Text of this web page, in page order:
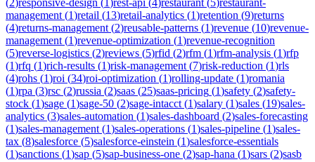
management (1)retail (13)retail-analytics (1)retention (9)returns
(4)returns-management (2)reusable-patterns (1)revenue (10)revenue-
management (1)revenue-optimization (1)revenue-recognition
(5)reverse-logistics (2)reviews (5)rfid (2)rfm (1)rfm-analysis (1)rfp
(1)rfq (1)rich-results (1)risk-management (7)risk-reduction (1)rls
(4)rohs (1)roi (34)roi-optimization (1)rolling-update (1)romania
(1)rpa (3)rsc (2)russia (2)saas (25)saas-pricing (1)safety (2)safety-
stock (1)sage (1)sage-50 (2)sage-intacct (1)salary (1)sales (19)sales-
analytics (3)sales-automation (1)sales-dashboard (2)sales-forecasting
(1)sales-management (1)sales-operations (1)sales-pipeline (1)sales-
tax (8)salesforce (5)salesforce-einstein (1)salesforce-essentials
(1)sanctions (1)sap (5)sap-business-one (2)sap-hana (1)sars (2)sasb